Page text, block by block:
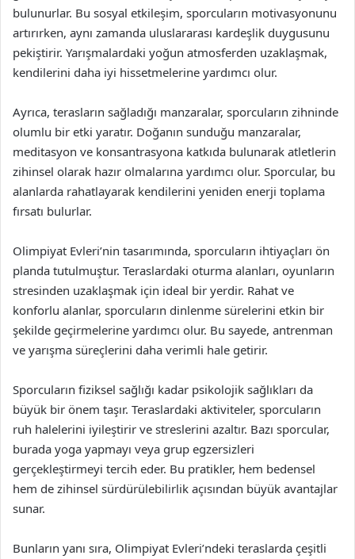
bulunurlar. Bu sosyal etkileşim, sporcuların motivasyonunu
artırırken, aynı zamanda uluslararası kardeşlik duygusunu
pekiştirir. Yarışmalardaki yoğun atmosferden uzaklaşmak,
kendilerini daha iyi hissetmelerine yardımcı olur.
Ayrıca, terasların sağladığı manzaralar, sporcuların zihninde
olumlu bir etki yaratır. Doğanın sunduğu manzaralar,
meditasyon ve konsantrasyona katkıda bulunarak atletlerin
zihinsel olarak hazır olmalarına yardımcı olur. Sporcular, bu
alanlarda rahatlayarak kendilerini yeniden enerji toplama
fırsatı bulurlar.
Olimpiyat Evleri’nin tasarımında, sporcuların ihtiyaçları ön
planda tutulmuştur. Teraslardaki oturma alanları, oyunların
stresinden uzaklaşmak için ideal bir yerdir. Rahat ve
konforlu alanlar, sporcuların dinlenme sürelerini etkin bir
şekilde geçirmelerine yardımcı olur. Bu sayede, antrenman
ve yarışma süreçlerini daha verimli hale getirir.
Sporcuların fiziksel sağlığı kadar psikolojik sağlıkları da
büyük bir önem taşır. Teraslardaki aktiviteler, sporcuların
ruh halelerini iyileştirir ve streslerini azaltır. Bazı sporcular,
burada yoga yapmayı veya grup egzersizleri
gerçekleştirmeyi tercih eder. Bu pratikler, hem bedensel
hem de zihinsel sürdürülebilirlik açısından büyük avantajlar
sunar.
Bunların yanı sıra, Olimpiyat Evleri’ndeki teraslarda çeşitli